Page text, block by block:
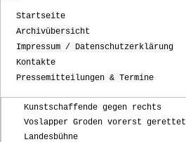
Startseite
Archivübersicht
Impressum / Datenschutzerklärung
Kontakte
Pressemitteilungen & Termine
Kunstschaffende gegen rechts
Voslapper Groden vorerst gerettet
Landesbühne